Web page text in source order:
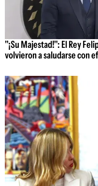
"¡Su Majestad!": El Rey
volvieron a saludarse con